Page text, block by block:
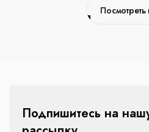
Посмотреть
Подпишитесь на